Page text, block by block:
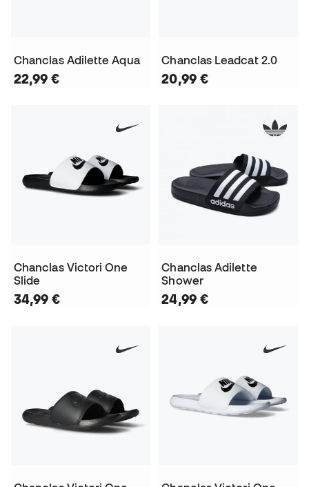
Chanclas Adilette Aqua
22,99 €
Chanclas Leadcat 2.0
20,99 €
Chanclas Victori One
Slide
34,99 €
Chanclas Adilette
Shower
24,99 €